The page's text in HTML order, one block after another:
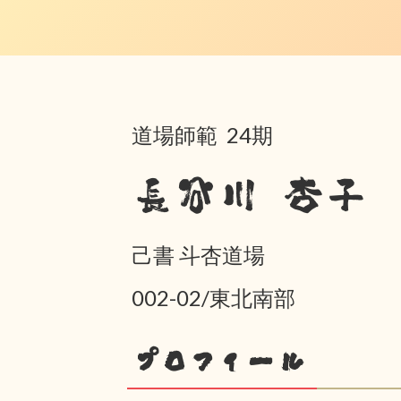
道場師範 24期
長谷川 杏子
己書 斗杏道場
002-02/東北南部
プロフィール